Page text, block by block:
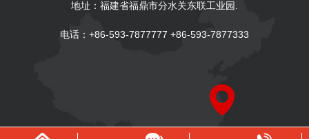
地址：福建省福鼎市分水关东联工业园.
电话：+86-593-7877777 +86-593-7877333